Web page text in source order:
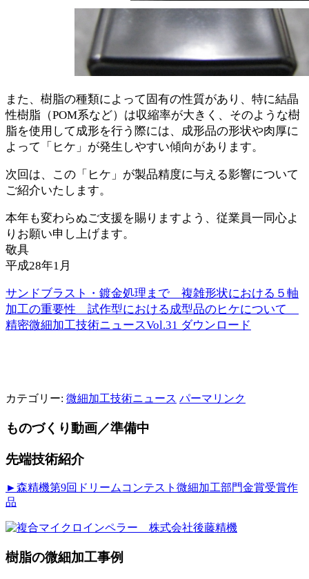
また、樹脂の種類によって固有の性質があり、特に結晶
性樹脂（POM系など）は収縮率が大きく、そのような樹
脂を使用して成形を行う際には、成形品の形状や肉厚に
よって「ヒケ」が発生しやすい傾向があります。
次回は、この「ヒケ」が製品精度に与える影響について
ご紹介いたします。
本年も変わらぬご支援を賜りますよう、従業員一同心よ
りお願い申し上げます。
敬具
平成28年1月
サンドブラスト・鍍金処理まで 複雑形状における５軸
加工の重要性 試作型における成型品のヒケについて
精密微細加工技術ニュースVol.31 ダウンロード
カテゴリー: 微細加工技術ニュース パーマリンク
ものづくり動画／準備中
先端技術紹介
►森精機第9回ドリームコンテスト微細加工部門金賞受賞作
品
樹脂の微細加工事例